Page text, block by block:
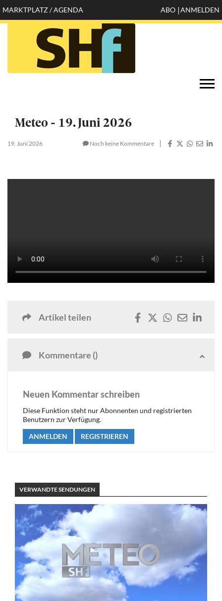
zum
Inhalt
Mobile
header
MARKTPLATZ / AGENDA ANMELDEN
ABO
Meteo - 19. Juni 2026
19. Juni 2026 Noch keine Kommentare
Artikel teilen
Kommentare ()
Neuen Kommentar schreiben
Diese Funktion steht nur Abonnenten und registrierten
Benutzern zur Verfügung.
ANMELDEN
REGISTRIEREN
VERWANDTE SENDUNGEN